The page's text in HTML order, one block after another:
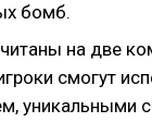
бомб.
на две
смогут
уникальными